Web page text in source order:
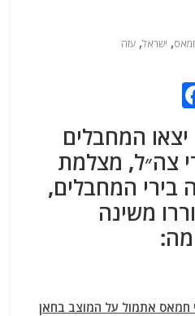
, ישראל,עזה
c
e
b
o
o
המחבלים
צה״ל, מצלמת
בירי המחבלים,
משינה
אתמול על המוצב בחאן